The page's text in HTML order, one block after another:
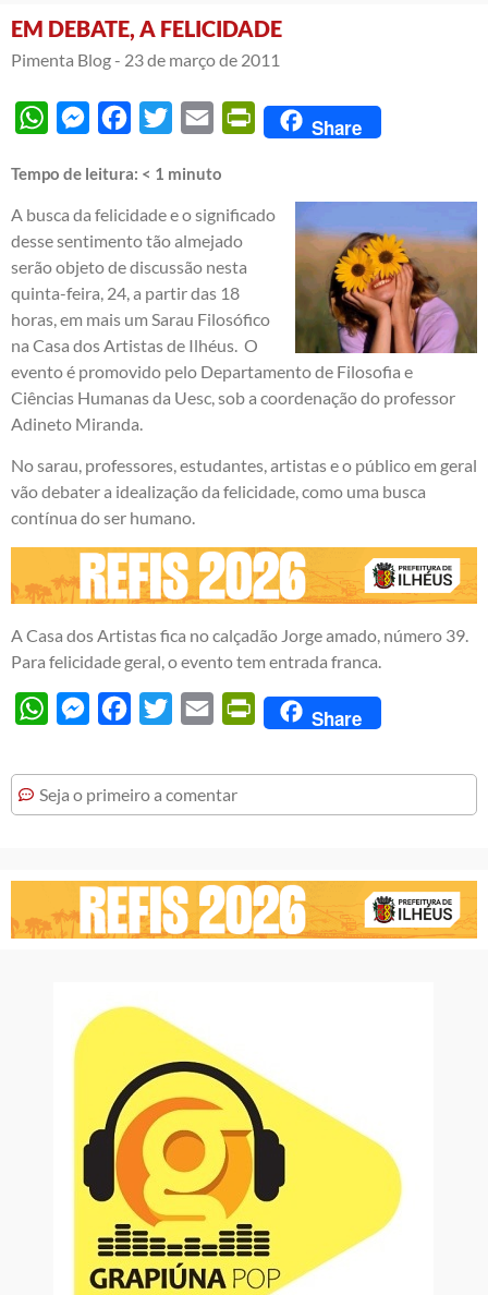
EM DEBATE, A FELICIDADE
Pimenta Blog - 23 de março de 2011
WhatsAppMessengerFacebook
Twitter Email PrintFriendly
Share
Tempo de leitura: < 1 minuto
A busca da felicidade e o significado
desse sentimento tão almejado
serão objeto de discussão nesta
quinta-feira, 24, a partir das 18
horas, em mais um Sarau Filosófico
na Casa dos Artistas de Ilhéus. O
evento é promovido pelo Departamento de Filosofia e
Ciências Humanas da Uesc, sob a coordenação do professor
Adineto Miranda.
No sarau, professores, estudantes, artistas e o público em geral
vão debater a idealização da felicidade, como uma busca
contínua do ser humano.
A Casa dos Artistas fica no calçadão Jorge amado, número 39.
Para felicidade geral, o evento tem entrada franca.
WhatsAppMessengerFacebook
Twitter Email PrintFriendly
Share
Seja o primeiro a comentar